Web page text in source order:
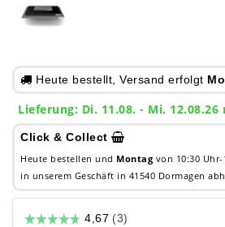
Heute bestellt, Versand erfolgt
Lieferung: Di. 11.08. - Mi. 12.08.26
Click & Collect
Heute bestellen und Montag von 10:30
in unserem Geschäft in 41540 Dormagen